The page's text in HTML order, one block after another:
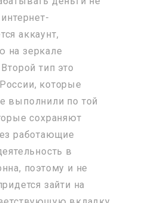
аккаунт,
на зеркале
тип это
которые
выполнили по той
сохраняют
работающие
в
поэтому и не
зайти на